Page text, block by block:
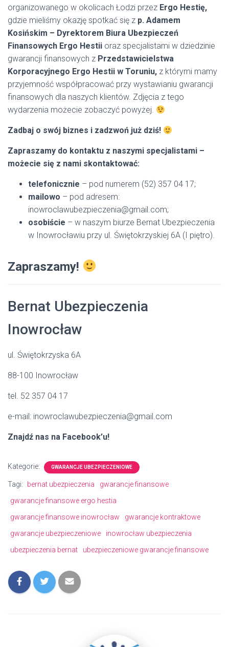
organizowanego w okolicach Łodzi przez Ergo Hestię,
gdzie mieliśmy okazję spotkać się z p. Adamem
Kosińskim – Dyrektorem Biura Ubezpieczeń
Finansowych Ergo Hestii oraz specjalistami w dziedzinie
gwarancji finansowych z Przedstawicielstwa
Korporacyjnego Ergo Hestii w Toruniu, z którymi mamy
przyjemność współpracować przy wystawianiu gwarancji
finansowych dla naszych klientów. Zdjęcia z tego
wydarzenia możecie zobaczyć powyżej.
Zadbaj o swój biznes i zadzwoń już dziś!
Zapraszamy do kontaktu z naszymi specjalistami –
możecie się z nami skontaktować:
telefonicznie – pod numerem (52) 357 04 17;
mailowo – pod adresem:
inowroclawubezpieczenia@gmail.com;
osobiście – w naszym biurze Bernat Ubezpieczenia
w Inowrocławiu przy ul. Świętokrzyskiej 6A (I piętro).
Zapraszamy!
Bernat Ubezpieczenia
Inowrocław
ul. Świętokrzyska 6A
88-100 Inowrocław
tel. 52 357 04 17
e-mail: inowroclawubezpieczenia@gmail.com
Znajdź nas na Facebook’u!
Kategorie: GWARANCJE UBEZPIECZENIOWE
Tagi: bernat ubezpieczenia
gwarancje finansowe
gwarancje finansowe ergo hestia
gwarancje finansowe inowrocław
gwarancje kontraktowe
gwarancje ubezpieczeniowe
inowrocław ubezpieczenia
ubezpieczenia bernat
ubezpieczeniowe gwarancje finansowe